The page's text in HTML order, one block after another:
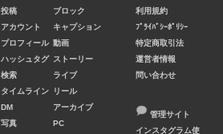
投稿
アカウント
プロフィール
ハッシュタグ
検索
タイムライン
DM
写真
ブロック
キャプション
動画
ストーリー
ライブ
リール
アーカイブ
PC
利用規約
ﾌﾟﾗｲﾊﾞｼｰﾎﾟﾘｼｰ
特定商取引法
運営者情報
問い合わせ
管理サイト
インスタグラム使